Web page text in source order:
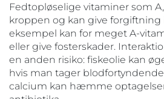
Fedtopløselige vitaminer som
kroppen og kan give forgiftning
eksempel kan for meget A-
eller give fosterskader.
en anden risiko: fiskeolie kan
hvis man tager
calcium kan hæmme